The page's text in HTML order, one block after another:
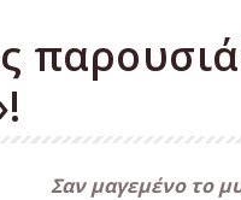
Σαν μαγεμένο το